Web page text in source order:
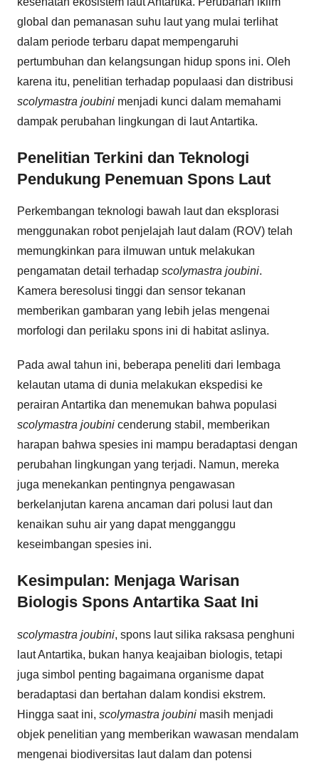
global dan pemanasan suhu laut yang mulai terlihat
dalam periode terbaru dapat mempengaruhi
pertumbuhan dan kelangsungan hidup spons ini. Oleh
karena itu, penelitian terhadap populaasi dan distribusi
scolymastra joubini menjadi kunci dalam memahami
dampak perubahan lingkungan di laut Antartika.
Penelitian Terkini dan Teknologi
Pendukung Penemuan Spons Laut
Perkembangan teknologi bawah laut dan eksplorasi
menggunakan robot penjelajah laut dalam (ROV) telah
memungkinkan para ilmuwan untuk melakukan
pengamatan detail terhadap scolymastra joubini.
Kamera beresolusi tinggi dan sensor tekanan
memberikan gambaran yang lebih jelas mengenai
morfologi dan perilaku spons ini di habitat aslinya.
Pada awal tahun ini, beberapa peneliti dari lembaga
kelautan utama di dunia melakukan ekspedisi ke
perairan Antartika dan menemukan bahwa populasi
scolymastra joubini cenderung stabil, memberikan
harapan bahwa spesies ini mampu beradaptasi dengan
perubahan lingkungan yang terjadi. Namun, mereka
juga menekankan pentingnya pengawasan
berkelanjutan karena ancaman dari polusi laut dan
kenaikan suhu air yang dapat mengganggu
keseimbangan spesies ini.
Kesimpulan: Menjaga Warisan
Biologis Spons Antartika Saat Ini
scolymastra joubini, spons laut silika raksasa penghuni
laut Antartika, bukan hanya keajaiban biologis, tetapi
juga simbol penting bagaimana organisme dapat
beradaptasi dan bertahan dalam kondisi ekstrem.
Hingga saat ini, scolymastra joubini masih menjadi
objek penelitian yang memberikan wawasan mendalam
mengenai biodiversitas laut dalam dan potensi